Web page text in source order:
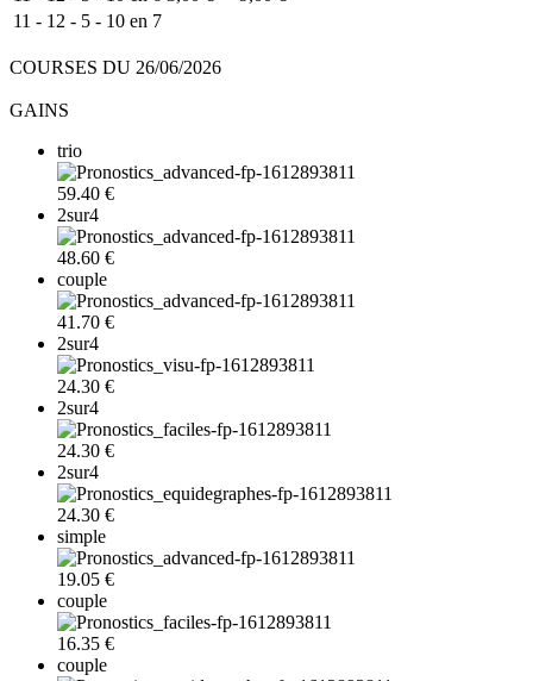
11 - 12 - 5 - 10 en 7
COURSES DU 26/06/2026
GAINS
trio
59.40 €
2sur4
48.60 €
couple
41.70 €
2sur4
24.30 €
2sur4
24.30 €
2sur4
24.30 €
simple
19.05 €
couple
16.35 €
couple